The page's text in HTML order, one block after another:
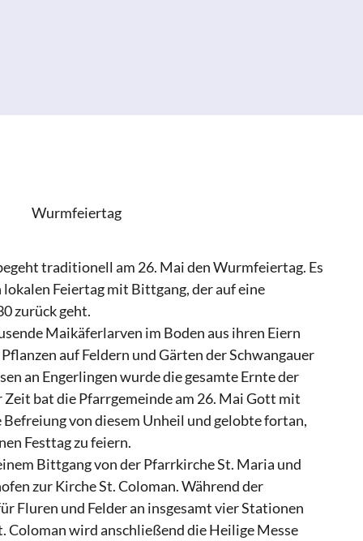
Wurmfeiertag
traditionell am 26. Mai den Wurmfeiertag. Es
Feiertag mit Bittgang, der auf eine
zurück geht.
Maikäferlarven im Boden aus ihren Eiern
auf Feldern und Gärten der Schwangauer
an Engerlingen wurde die gesamte Ernte der
bat die Pfarrgemeinde am 26. Mai Gott mit
von diesem Unheil und gelobte fortan,
Festtag zu feiern.
Bittgang von der Pfarrkirche St. Maria und
zur Kirche St. Coloman. Während der
Fluren und Felder an insgesamt vier Stationen
Coloman wird anschließend die Heilige Messe